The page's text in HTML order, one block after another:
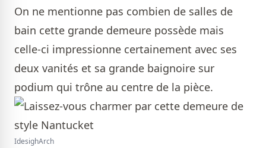
On ne mentionne pas combien de salles de
bain cette grande demeure possède mais
celle-ci impressionne certainement avec ses
deux vanités et sa grande baignoire sur
podium qui trône au centre de la pièce.
IdesighArch